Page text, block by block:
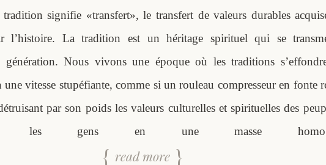
signifie «transfert», le transfert de valeurs durables
l’histoire. La tradition est un héritage spirituel qui se
génération. Nous vivons une époque où les traditions
une vitesse stupéfiante, comme si un rouleau compresseur en fonte
par son poids les valeurs culturelles et spirituelles des
les gens en une masse
read more